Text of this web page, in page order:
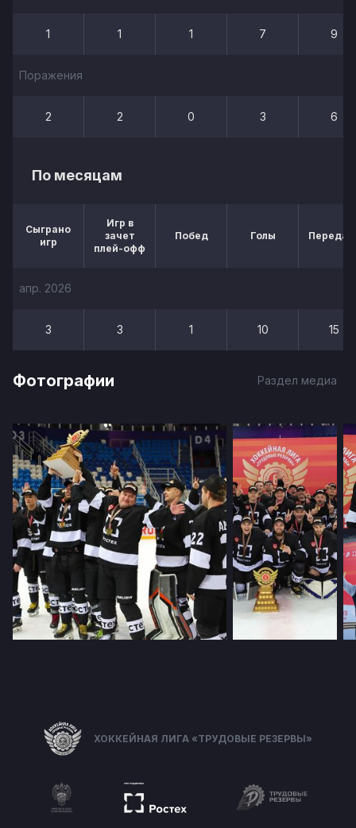
1 1 1 7 9
Поражения
2 2 0 3 6
По месяцам
Сыграно
игр
Игр в
зачет
плей-офф
Побед Голы
апр. 2026
3 3 1 10 15
Фотографии Раздел медиа
ХОККЕЙНАЯ ЛИГА «ТРУДОВЫЕ РЕЗЕРВЫ»